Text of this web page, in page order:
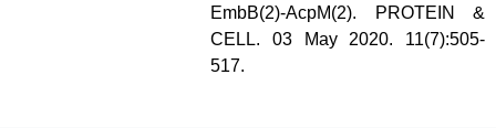
EmbB(2)-AcpM(2).
PROTEIN &
CELL. 03 May 2020. 11(7):505-
517.